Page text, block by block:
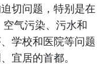
切问题，特别是在
气污染、污水和
学校和医院等问题
宜居的首都。